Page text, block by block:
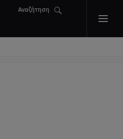
Αναζήτηση